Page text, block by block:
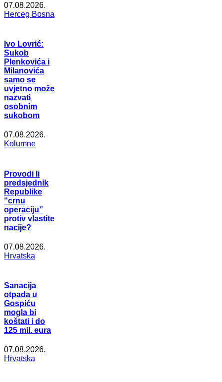
07.08.2026.
Herceg Bosna
Ivo Lovrić:
Sukob
Plenkovića i
Milanovića
samo se
uvjetno može
nazvati
osobnim
sukobom
07.08.2026.
Kolumne
Provodi li
predsjednik
Republike
“crnu
operaciju”
protiv vlastite
nacije?
07.08.2026.
Hrvatska
Sanacija
otpada u
Gospiću
mogla bi
koštati i do
125 mil. eura
07.08.2026.
Hrvatska